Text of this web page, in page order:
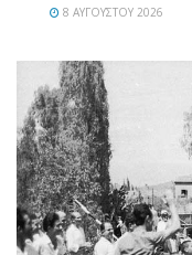
8 ΑΥΓΟΎΣΤΟΥ 2026